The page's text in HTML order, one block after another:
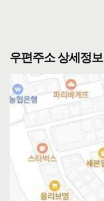
우편주소 상세정보